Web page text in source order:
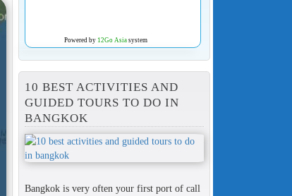
Powered by 12Go Asiasystem
10 BEST ACTIVITIES AND
GUIDED TOURS TO DO IN
BANGKOK
Bangkok is very often your first port of call